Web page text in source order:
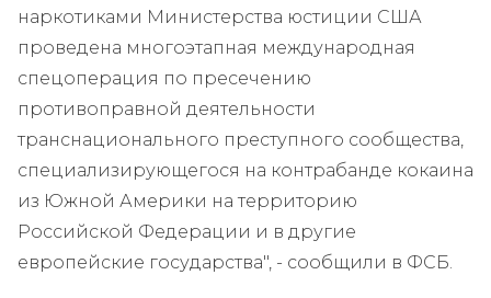
наркотиками Министерства юстиции США
проведена многоэтапная международная
спецоперация по пресечению
противоправной деятельности
транснационального преступного сообщества,
специализирующегося на контрабанде кокаина
из Южной Америки на территорию
Российской Федерации и в другие
европейские государства", - сообщили в ФСБ.